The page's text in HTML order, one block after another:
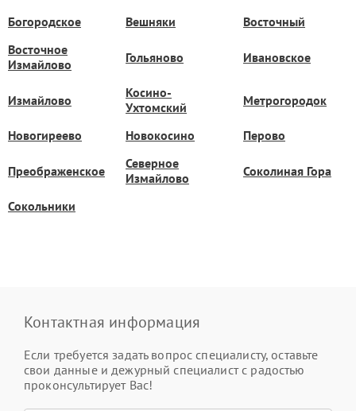
Богородское Вешняки
Восточный
Восточное
Измайлово
Гольяново Ивановское
Измайлово
Косино-
Ухтомский
Метрогородок
Новогиреево Новокосино Перово
Преображенское
Северное
Измайлово
Соколиная Гора
Сокольники
Контактная информация
Если требуется задать вопрос специалисту, оставьте
свои данные и дежурный специалист с радостью
проконсультирует Вас!